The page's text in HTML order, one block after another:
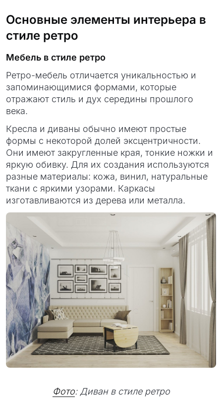
Основные элементы интерьера в
стиле ретро
Мебель в стиле ретро
Ретро-мебель отличается уникальностью и
запоминающимися формами, которые
отражают стиль и дух середины прошлого
века.
Кресла и диваны обычно имеют простые
формы с некоторой долей эксцентричности.
Они имеют закругленные края, тонкие ножки и
яркую обивку. Для их создания используются
разные материалы: кожа, винил, натуральные
ткани с яркими узорами. Каркасы
изготавливаются из дерева или металла.
Фото: Диван в стиле ретро